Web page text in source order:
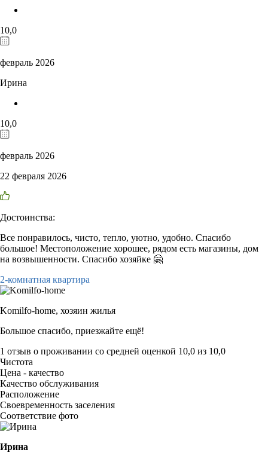
10,0
февраль 2026
Ирина
10,0
февраль 2026
22 февраля 2026
Достоинства:
Все понравилось, чисто, тепло, уютно, удобно. Спасибо
большое! Местоположение хорошее, рядом есть магазины, дом
на возвышенности. Спасибо хозяйке 🤗
2-комнатная квартира
Komilfo-home, хозяин жилья
Большое спасибо, приезжайте ещё!
1 отзыв о проживании со средней оценкой 10,0 из 10,0
Чистота
Цена - качество
Качество обслуживания
Расположение
Своевременность заселения
Соответствие фото
Ирина